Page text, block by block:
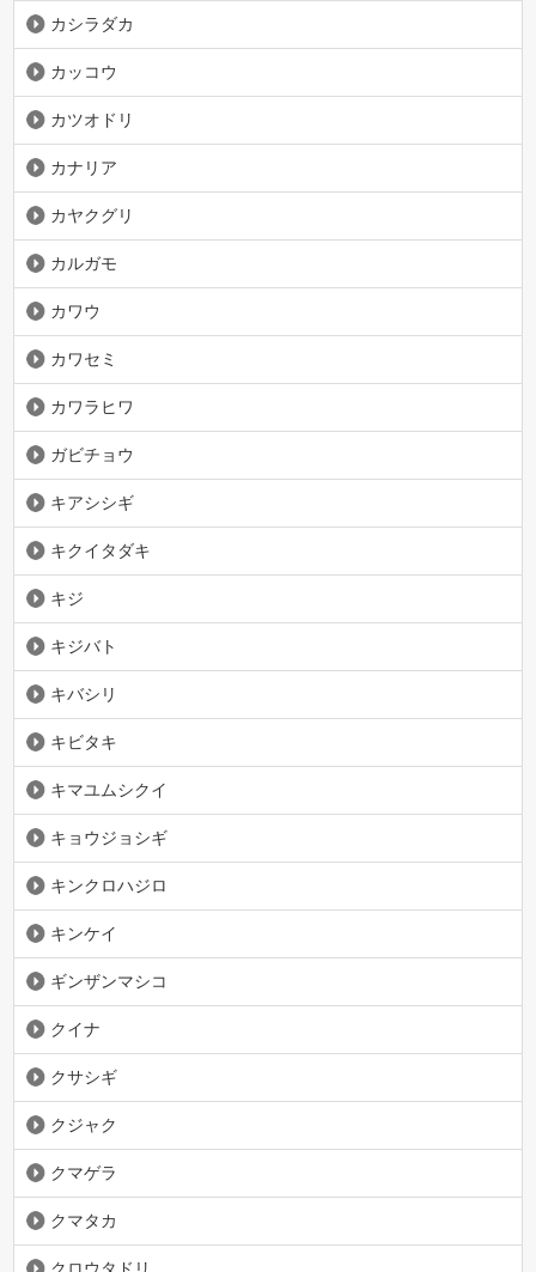
カシラダカ
カッコウ
カツオドリ
カナリア
カヤクグリ
カルガモ
カワウ
カワセミ
カワラヒワ
ガビチョウ
キアシシギ
キクイタダキ
キジ
キジバト
キバシリ
キビタキ
キマユムシクイ
キョウジョシギ
キンクロハジロ
キンケイ
ギンザンマシコ
クイナ
クサシギ
クジャク
クマゲラ
クマタカ